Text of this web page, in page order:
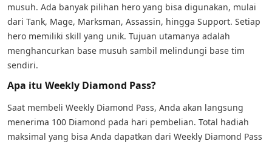
musuh. Ada banyak pilihan hero yang bisa digunakan, mulai
dari Tank, Mage, Marksman, Assassin, hingga Support. Setiap
hero memiliki skill yang unik. Tujuan utamanya adalah
menghancurkan base musuh sambil melindungi base tim
sendiri.
Apa itu Weekly Diamond Pass?
Saat membeli Weekly Diamond Pass, Anda akan langsung
menerima 100 Diamond pada hari pembelian. Total hadiah
maksimal yang bisa Anda dapatkan dari Weekly Diamond Pass